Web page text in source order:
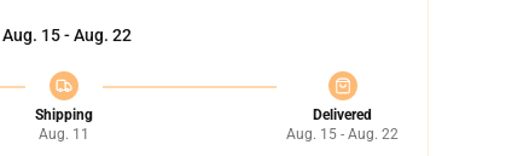
Aug. 15 - Aug. 22
Shipping
Aug. 11
Delivered
Aug. 15 - Aug. 22